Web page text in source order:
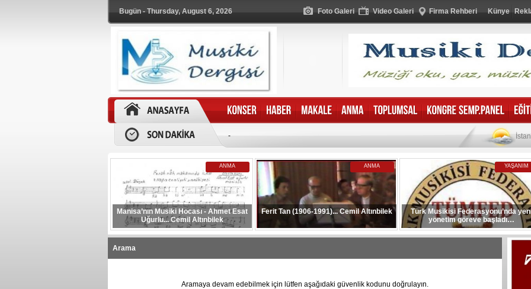
Bugün - Thursday, August 6, 2026 Foto Galeri Video Galeri Firma Rehberi Künye
-
ANMA
Manisa’nın Musiki Hocası - Ahmet Esat
Uğurlu... Cemil Altınbilek
ANMA
Ferit Tan (1906-1991)... Cemil Altınbilek
YAŞANIM
Türk Musikisi Federasyonu’nda
yönetim göreve başladı…
Arama
Aramaya devam edebilmek için lütfen aşağıdaki güvenlik kodunu doğrulayın.